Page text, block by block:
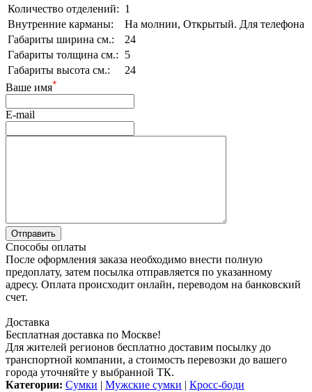
Количество отделений: 1
Внутренние карманы:
На молнии, Открытый. Для телефона
Габариты ширина см.:
24
Габариты толщина см.:
5
Габариты высота см.:
24
Ваше имя*
E-mail
Способы оплаты
После оформления заказа необходимо внести полную
предоплату, затем посылка отправляется по указанному
адресу. Оплата происходит онлайн, переводом на банковский
счет.
Доставка
Бесплатная доставка по Москве!
Для жителей регионов бесплатно доставим посылку до
транспортной компании, а стоимость перевозки до вашего
города уточняйте у выбранной ТК.
Категории: Сумки | Мужские сумки | Кросс-боди